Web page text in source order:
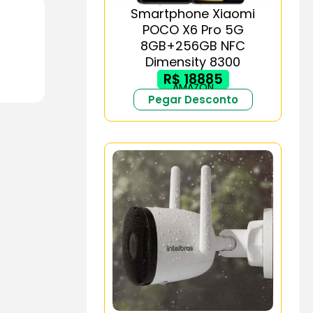
Smartphone Xiaomi
POCO X6 Pro 5G
8GB+256GB NFC
Dimensity 8300
R$ 18885
AMAZON
Pegar Desconto